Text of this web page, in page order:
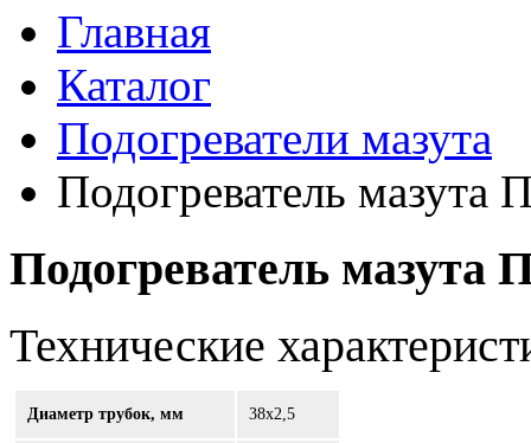
Главная
Каталог
Подогреватели мазута
Подогреватель
Подогреватель мазута
Технические
Диаметр трубок, мм 38х2,5